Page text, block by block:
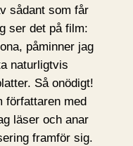
sådant som får
ser det på film:
påminner jag
naturligtvis
Så onödigt!
författaren med
läser och anar
framför sig.